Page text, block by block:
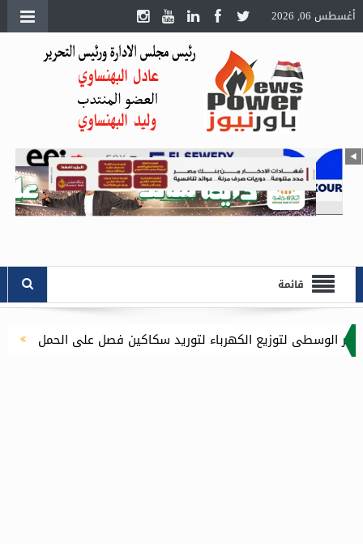
أغسطس 06, 2026
قائمة
الكهرباء لتوريد سكاكين فصل على الحمل السويدي